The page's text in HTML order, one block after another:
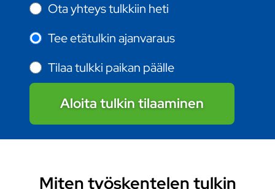
Ota yhteys tulkkiin heti
Tee etätulkin ajanvaraus
Tilaa tulkki paikan päälle
Aloita tulkin tilaaminen
Miten työskentelen tulkin